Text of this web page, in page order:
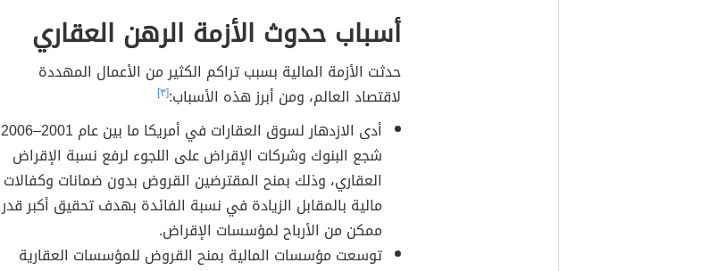
أسباب حدوث الأزمة الرهن العقاري
حدثت الأزمة المالية بسبب تراكم الكثير من الأعمال المهددة
لاقتصاد العالم، ومن أبرز هذه الأسباب:[٣]
أدى الازدهار لسوق العقارات في أمريكا ما بين عام 2001–2006
شجع البنوك وشركات الإقراض على اللجوء لرفع نسبة الإقراض
العقاري، وذلك بمنح المقترضين القروض بدون ضمانات وكفالات
مالية بالمقابل الزيادة في نسبة الفائدة بهدف تحقيق أكبر قدر
ممكن من الأرباح لمؤسسات الإقراض.
توسعت مؤسسات المالية بمنح القروض للمؤسسات العقارية